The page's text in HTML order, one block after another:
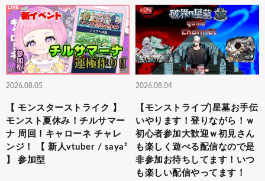
2026.08.05
【 モンスターストライク 】
モンスト夏休み！チルサマー
ナ 周回！キャローネ チャレ
ンジ！ 【 新人vtuber / saya²
】 参加型
2026.08.04
【モンストライブ]星墓お手伝
いやります！登りながら！ｗ
初心者参加大歓迎ｗ初見さん
も楽しく遊べる配信なので是
非参加お待ちしてます！いつ
も楽しい配信やってます！